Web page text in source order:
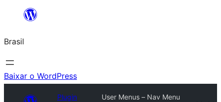
o
conteúdo
Brasil
Baixar o WordPress
Plugin
User Menus – Nav Menu